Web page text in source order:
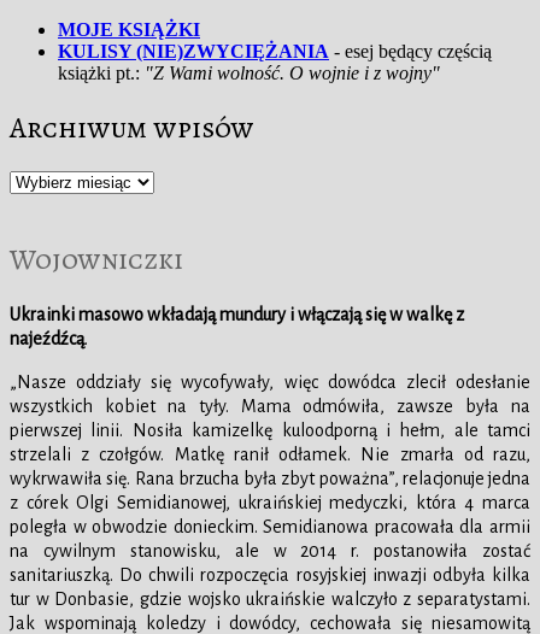
MOJE KSIĄŻKI
KULISY (NIE)ZWYCIĘŻANIA - esej będący częścią
książki pt.: "Z Wami wolność. O wojnie i z wojny"
Archiwum wpisów
Archiwum
Wojowniczki
Ukrainki masowo wkładają mundury i włączają się w walkę z
najeźdźcą.
„Nasze oddziały się wycofywały, więc dowódca zlecił odesłanie
wszystkich kobiet na tyły. Mama odmówiła, zawsze była na
pierwszej linii. Nosiła kamizelkę kuloodporną i hełm, ale tamci
strzelali z czołgów. Matkę ranił odłamek. Nie zmarła od razu,
wykrwawiła się. Rana brzucha była zbyt poważna”, relacjonuje jedna
z córek Olgi Semidianowej, ukraińskiej medyczki, która 4 marca
poległa w obwodzie donieckim. Semidianowa pracowała dla armii
na cywilnym stanowisku, ale w 2014 r. postanowiła zostać
sanitariuszką. Do chwili rozpoczęcia rosyjskiej inwazji odbyła kilka
tur w Donbasie, gdzie wojsko ukraińskie walczyło z separatystami.
Jak wspominają koledzy i dowódcy, cechowała się niesamowitą